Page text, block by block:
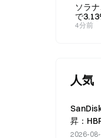
ソラ
で
4分前
人気
昇：
新たな
2026-